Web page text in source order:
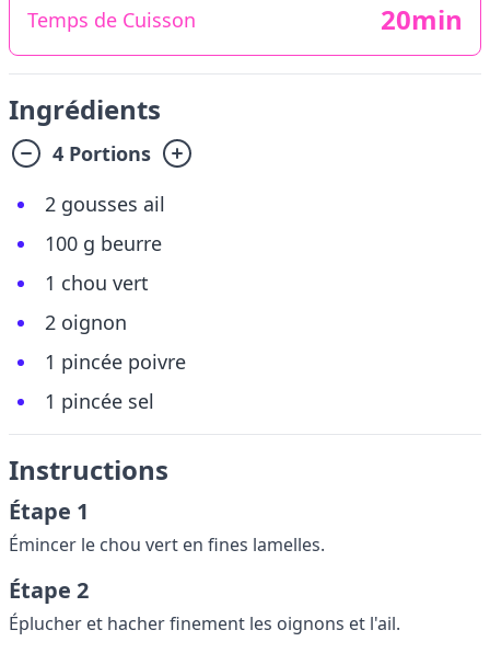
Temps de Cuisson 20min
Ingrédients
4 Portions
2 gousses ail
100 g beurre
1 chou vert
2 oignon
1 pincée poivre
1 pincée sel
Instructions
Étape 1
Émincer le chou vert en fines lamelles.
Étape 2
Éplucher et hacher finement les oignons et l'ail.